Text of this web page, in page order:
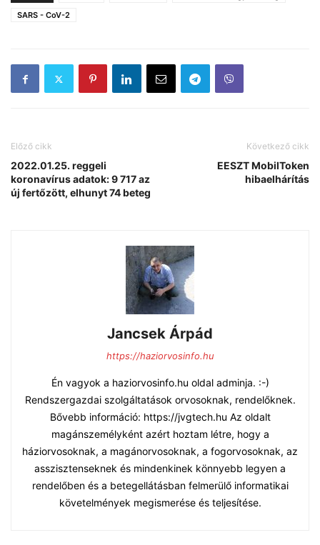
SARS - CoV-2
Előző cikk
2022.01.25. reggeli
koronavírus adatok: 9 717 az
új fertőzött, elhunyt 74 beteg
Következő cikk
EESZT MobilToken
hibaelhárítás
Jancsek Árpád
https://haziorvosinfo.hu
Én vagyok a haziorvosinfo.hu oldal adminja. :-)
Rendszergazdai szolgáltatások orvosoknak, rendelőknek.
Bővebb információ: https://jvgtech.hu Az oldalt
magánszemélyként azért hoztam létre, hogy a
háziorvosoknak, a magánorvosoknak, a fogorvosoknak, az
asszisztenseknek és mindenkinek könnyebb legyen a
rendelőben és a betegellátásban felmerülő informatikai
követelmények megismerése és teljesítése.